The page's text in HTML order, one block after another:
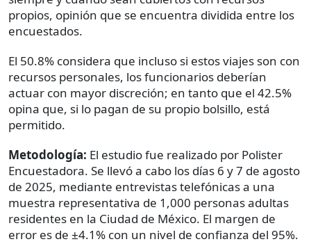
propios, opinión que se encuentra dividida entre los
encuestados.
El 50.8% considera que incluso si estos viajes son con
recursos personales, los funcionarios deberían
actuar con mayor discreción; en tanto que el 42.5%
opina que, si lo pagan de su propio bolsillo, está
permitido.
Metodología: El estudio fue realizado por Polister
Encuestadora. Se llevó a cabo los días 6 y 7 de agosto
de 2025, mediante entrevistas telefónicas a una
muestra representativa de 1,000 personas adultas
residentes en la Ciudad de México. El margen de
error es de ±4.1% con un nivel de confianza del 95%.